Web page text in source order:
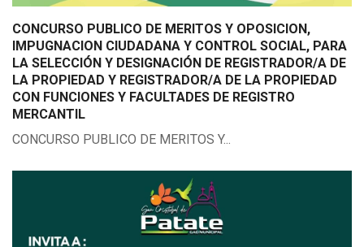
CONCURSO PUBLICO DE MERITOS Y OPOSICION,
IMPUGNACION CIUDADANA Y CONTROL SOCIAL, PARA
LA SELECCIÓN Y DESIGNACIÓN DE REGISTRADOR/A DE
LA PROPIEDAD Y REGISTRADOR/A DE LA PROPIEDAD
CON FUNCIONES Y FACULTADES DE REGISTRO
MERCANTIL
CONCURSO PUBLICO DE MERITOS Y...